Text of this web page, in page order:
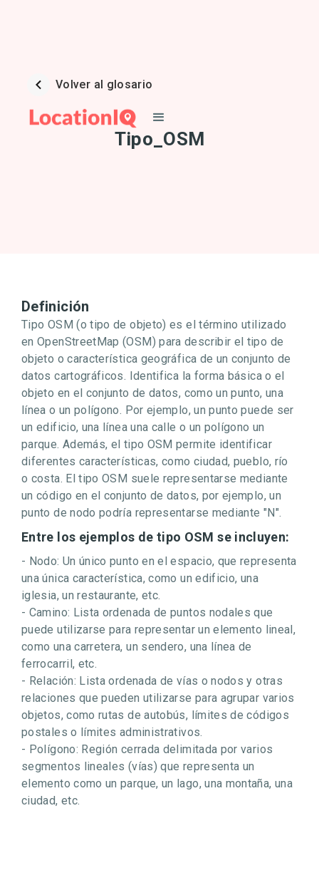
Volver al glosario
Tipo_OSM
Definición
Tipo OSM (o tipo de objeto) es el término utilizado
en OpenStreetMap (OSM) para describir el tipo de
objeto o característica geográfica de un conjunto de
datos cartográficos. Identifica la forma básica o el
objeto en el conjunto de datos, como un punto, una
línea o un polígono. Por ejemplo, un punto puede ser
un edificio, una línea una calle o un polígono un
parque. Además, el tipo OSM permite identificar
diferentes características, como ciudad, pueblo, río
o costa. El tipo OSM suele representarse mediante
un código en el conjunto de datos, por ejemplo, un
punto de nodo podría representarse mediante "N".
Entre los ejemplos de tipo OSM se incluyen:
- Nodo: Un único punto en el espacio, que representa
una única característica, como un edificio, una
iglesia, un restaurante, etc.
- Camino: Lista ordenada de puntos nodales que
puede utilizarse para representar un elemento lineal,
como una carretera, un sendero, una línea de
ferrocarril, etc.
- Relación: Lista ordenada de vías o nodos y otras
relaciones que pueden utilizarse para agrupar varios
objetos, como rutas de autobús, límites de códigos
postales o límites administrativos.
- Polígono: Región cerrada delimitada por varios
segmentos lineales (vías) que representa un
elemento como un parque, un lago, una montaña, una
ciudad, etc.